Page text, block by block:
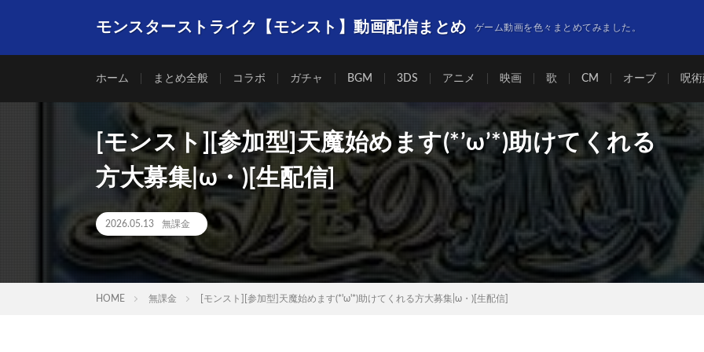
モンスターストライク【モンスト】動画配信まとめ ゲーム動画を色々まとめてみました。
ホーム まとめ全般 コラボ ガチャ BGM 3DS アニメ 映画 歌 CM オーブ 呪
[モンスト][参加型]天魔始めます(*’ω’*)助けてくれる
方大募集|ω・)[生配信]
2026.05.13 無課金
HOME 無課金 [モンスト][参加型]天魔始めます(*'ω'*)助けてくれる方大募集|ω・)[生配信]